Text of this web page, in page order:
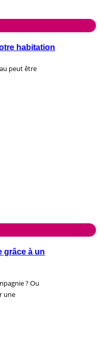
habitation
peut être
grâce à un
? Ou
une